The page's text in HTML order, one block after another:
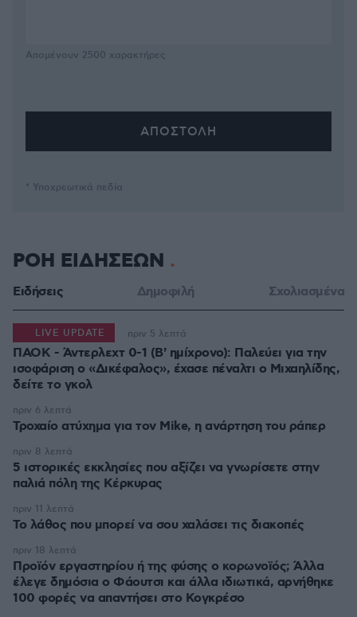
Απομένουν 2500 χαρακτήρες
* Υποχρεωτικά πεδία
ΡΟΗ ΕΙΔΗΣΕΩΝ
Ειδήσεις Δημοφιλή Σχολιασμένα
ΠΑΟΚ - Άντερλεχτ 0-1 (Β' ημίχρονο): Παλεύει για την
ισοφάριση ο «Δικέφαλος», έχασε πέναλτι ο Μιχαηλίδης,
LIVE UPDATE πριν 5 λεπτά
Τροχαίο ατύχημα για τον Mike, η ανάρτηση του ράπερ
πριν 6 λεπτά
5 ιστορικές εκκλησίες που αξίζει να γνωρίσετε στην
παλιά πόλη της Κέρκυρας
πριν 8 λεπτά
Το λάθος που μπορεί να σου χαλάσει τις διακοπές
πριν 11 λεπτά
Προϊόν εργαστηρίου ή της φύσης ο κορωνοϊός; Άλλα
έλεγε δημόσια ο Φάουτσι και άλλα ιδιωτικά, αρνήθηκε
100 φορές να απαντήσει στο Κογκρέσο
πριν 18 λεπτά